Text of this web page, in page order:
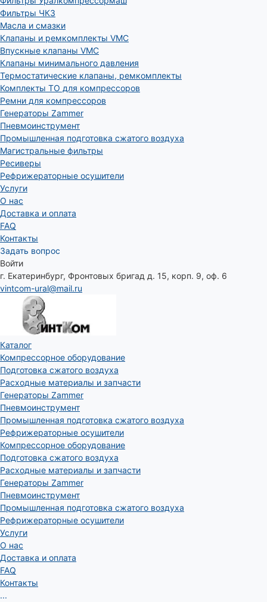
Фильтры ЧКЗ
Масла и смазки
Клапаны и ремкомплекты VMC
Впускные клапаны VMC
Клапаны минимального давления
Термостатические клапаны, ремкомплекты
Комплекты ТО для компрессоров
Ремни для компрессоров
Генераторы Zammer
Пневмоинструмент
Промышленная подготовка сжатого воздуха
Магистральные фильтры
Ресиверы
Рефрижераторные осушители
Услуги
О нас
Доставка и оплата
FAQ
Контакты
Задать вопрос
Войти
г. Екатеринбург, Фронтовых бригад д. 15, корп. 9, оф. 6
vintcom-ural@mail.ru
Каталог
Компрессорное оборудование
Подготовка сжатого воздуха
Расходные материалы и запчасти
Генераторы Zammer
Пневмоинструмент
Промышленная подготовка сжатого воздуха
Рефрижераторные осушители
Компрессорное оборудование
Подготовка сжатого воздуха
Расходные материалы и запчасти
Генераторы Zammer
Пневмоинструмент
Промышленная подготовка сжатого воздуха
Рефрижераторные осушители
Услуги
О нас
Доставка и оплата
FAQ
Контакты
...